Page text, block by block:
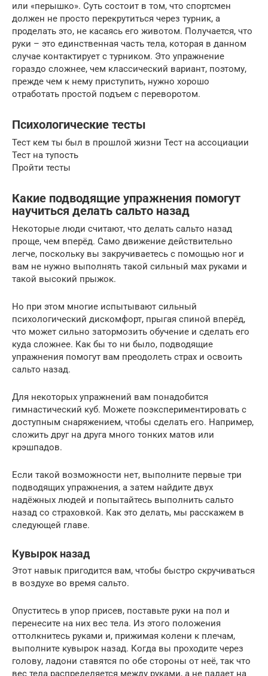
или «перышко». Суть состоит в том, что спортсмен
должен не просто перекрутиться через турник, а
проделать это, не касаясь его животом. Получается, что
руки – это единственная часть тела, которая в данном
случае контактирует с турником. Это упражнение
гораздо сложнее, чем классический вариант, поэтому,
прежде чем к нему приступить, нужно хорошо
отработать простой подъем с переворотом.
Психологические тесты
Тест кем ты был в прошлой жизни Тест на ассоциации
Тест на тупость
Пройти тесты
Какие подводящие упражнения помогут
научиться делать сальто назад
Некоторые люди считают, что делать сальто назад
проще, чем вперёд. Само движение действительно
легче, поскольку вы закручиваетесь с помощью ног и
вам не нужно выполнять такой сильный мах руками и
такой высокий прыжок.
Но при этом многие испытывают сильный
психологический дискомфорт, прыгая спиной вперёд,
что может сильно затормозить обучение и сделать его
куда сложнее. Как бы то ни было, подводящие
упражнения помогут вам преодолеть страх и освоить
сальто назад.
Для некоторых упражнений вам понадобится
гимнастический куб. Можете поэкспериментировать с
доступным снаряжением, чтобы сделать его. Например,
сложить друг на друга много тонких матов или
крэшпадов.
Если такой возможности нет, выполните первые три
подводящих упражнения, а затем найдите двух
надёжных людей и попытайтесь выполнить сальто
назад со страховкой. Как это делать, мы расскажем в
следующей главе.
Кувырок назад
Этот навык пригодится вам, чтобы быстро скручиваться
в воздухе во время сальто.
Опуститесь в упор присев, поставьте руки на пол и
перенесите на них вес тела. Из этого положения
оттолкнитесь руками и, прижимая колени к плечам,
выполните кувырок назад. Когда вы проходите через
голову, ладони ставятся по обе стороны от неё, так что
вес тела распределяется между руками, а не падает на